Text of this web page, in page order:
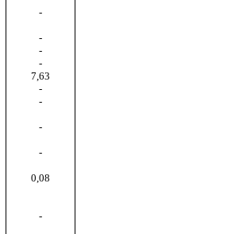
-
-
-
-
7,63
-
-
-
-
0,08
-